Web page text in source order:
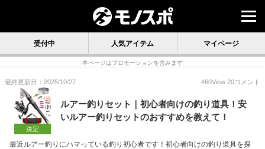
受付中 人気アイテム マイページ
本ページはプロモーションを含みます
最終更新日：2025/10/27 460View 20コメント
決定
ルアー釣りセット｜初心者向けの釣り道具！安
いルアー釣りセットのおすすめを教えて！
最近ルアー釣りにハマっている釣り初心者です！初心者向けの釣り道具を探